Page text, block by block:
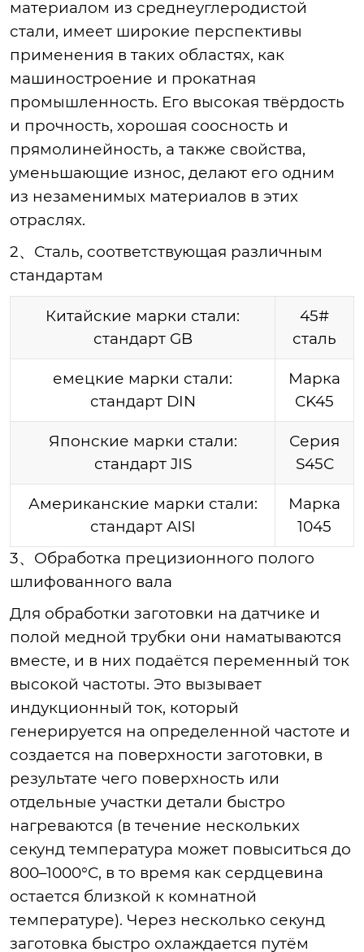
материалом из среднеуглеродистой
стали, имеет широкие перспективы
применения в таких областях, как
машиностроение и прокатная
промышленность. Его высокая твёрдость
и прочность, хорошая соосность и
прямолинейность, а также свойства,
уменьшающие износ, делают его одним
из незаменимых материалов в этих
отраслях.
2、Сталь, соответствующая различным
стандартам
Китайские марки стали:
стандарт GB
45#
сталь
емецкие марки стали:
стандарт DIN
Марка
CK45
Японские марки стали:
стандарт JIS
Серия
S45C
Американские марки стали:
стандарт AISI
Марка
1045
3、Обработка прецизионного полого
шлифованного вала
Для обработки заготовки на датчике и
полой медной трубки они наматываются
вместе, и в них подаётся переменный ток
высокой частоты. Это вызывает
индукционный ток, который
генерируется на определенной частоте и
создается на поверхности заготовки, в
результате чего поверхность или
отдельные участки детали быстро
нагреваются (в течение нескольких
секунд температура может повыситься до
800–1000°C, в то время как сердцевина
остается близкой к комнатной
температуре). Через несколько секунд
заготовка быстро охлаждается путём